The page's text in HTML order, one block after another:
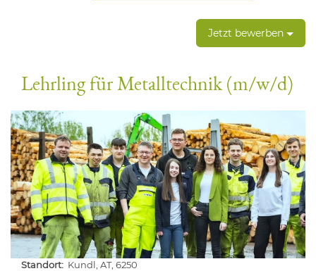
Jetzt bewerben
Lehrling für Metalltechnik (m/w/d)
Standort: Kundl, AT, 6250